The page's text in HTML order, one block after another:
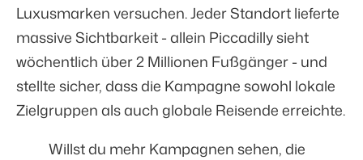
Luxusmarken versuchen. Jeder Standort lieferte
massive Sichtbarkeit - allein Piccadilly sieht
wöchentlich über2 Millionen Fußgänger- und
stellte sicher, dass die Kampagne sowohl lokale
Zielgruppen als auch globale Reisende erreichte.
Willst du mehr Kampagnen sehen, die